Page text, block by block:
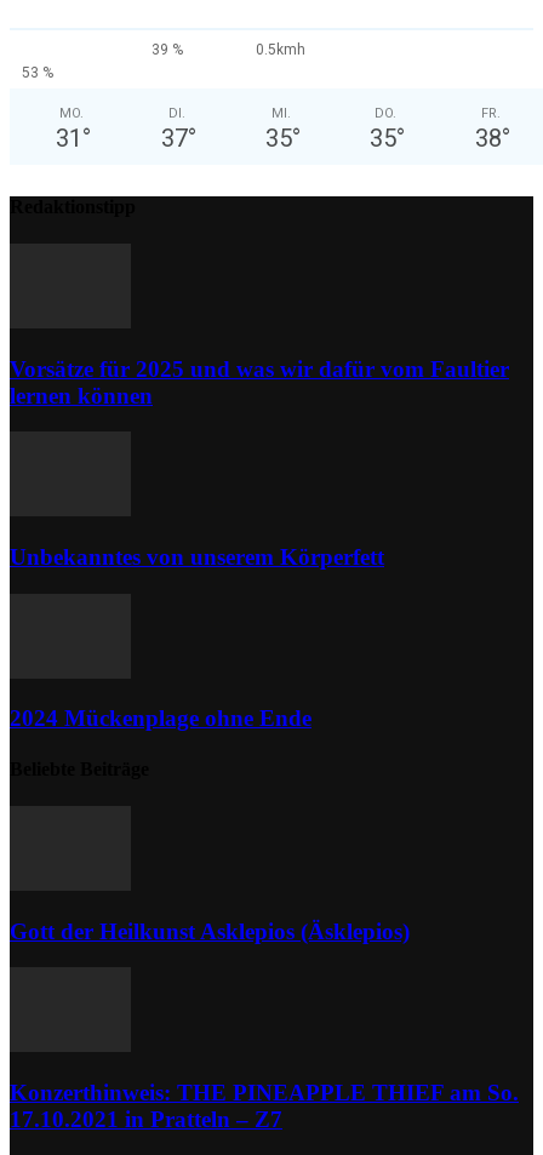
39 %
0.5kmh
53 %
MO.
31 °
DI.
37°
MI.
35°
DO.
35°
FR.
38°
Vorsätze für 2025 und was wir dafür vom Faultier
lernen können
Unbekanntes von unserem Körperfett
2024 Mückenplage ohne Ende
Gott der Heilkunst Asklepios (Äsklepios)
Konzerthinweis: THE PINEAPPLE THIEF am So.
17.10.2021 in Pratteln – Z7